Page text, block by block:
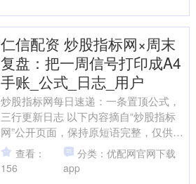
仁信配资 炒股指标网×周末
复盘：把一周信号打印成A4
手账_公式_日志_用户
炒股指标网每日速递：一条置顶公式，
三行更新日志 以下内容摘自“炒股指标
网”公开页面，保持原短语完整，仅供信
息梳理。 周一 置顶公式：MA(CLOSE,5)
上穿M....
查看：
156
分类：优配网官网下载
app